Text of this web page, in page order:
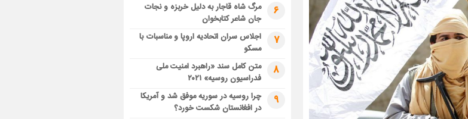
6
مرگ شاه قاجار به دلیل خربزه و نجات
جان شاعر کتابخوان
7
اجلاس سران اتحادیه اروپا و مناسبات با
مسکو
8
متن کامل سند «راهبرد امنیت ملی
فدراسیون روسیه» ۲۰۲۱
9
چرا روسیه در سوریه موفق شد و آمریکا
در افغانستان شکست خورد؟